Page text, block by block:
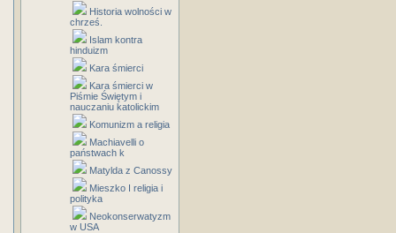
Historia wolności w
chrześ.
Islam kontra
hinduizm
Kara śmierci
Kara śmierci w
Piśmie Świętym i
nauczaniu katolickim
Komunizm a religia
Machiavelli o
państwach k
Matylda z Canossy
Mieszko I religia i
polityka
Neokonserwatyzm
w USA